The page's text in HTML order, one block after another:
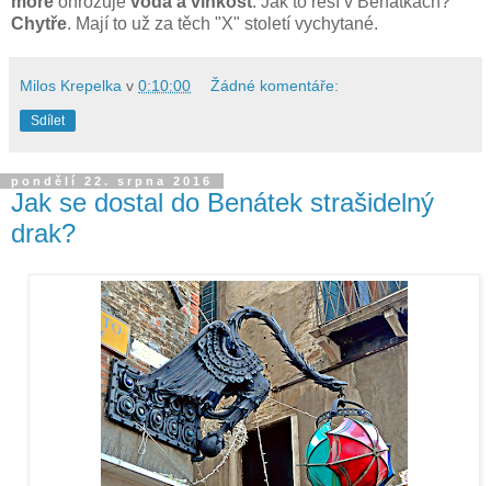
Chytře. Mají to už za těch "X" století vychytané.
Milos Krepelka v 0:10:00 Žádné komentáře:
Sdílet
pondělí 22. srpna 2016
Jak se dostal do Benátek strašidelný
drak?